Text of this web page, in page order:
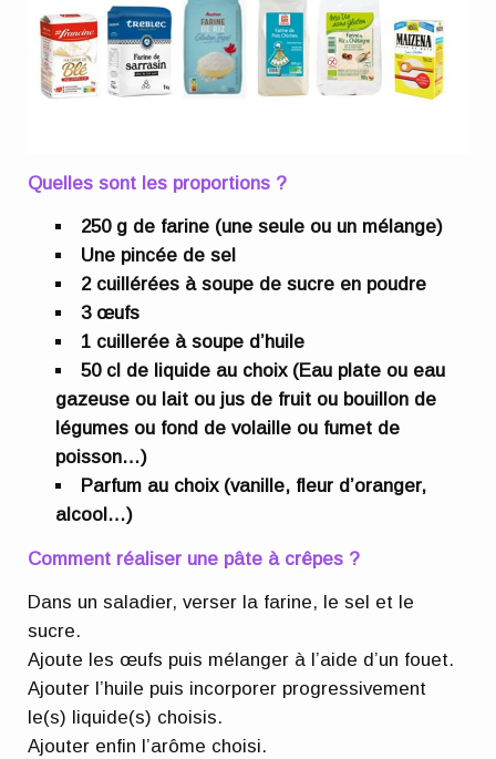
Quelles sont les proportions ?
250 g de farine (une seule ou un mélange)
Une pincée de sel
2 cuillérées à soupe de sucre en poudre
3 œufs
1 cuillerée à soupe d’huile
50 cl de liquide au choix (Eau plate ou eau
gazeuse ou lait ou jus de fruit ou bouillon de
légumes ou fond de volaille ou fumet de
poisson…)
Parfum au choix (vanille, fleur d’oranger,
alcool…)
Comment réaliser une pâte à crêpes ?
Dans un saladier, verser la farine, le sel et le
sucre.
Ajoute les œufs puis mélanger à l’aide d’un fouet.
Ajouter l’huile puis incorporer progressivement
le(s) liquide(s) choisis.
Ajouter enfin l’arôme choisi.